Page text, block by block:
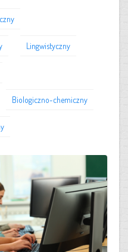
Lingwistyczny
Biologiczno-chemiczny